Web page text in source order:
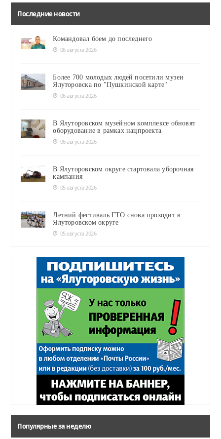
Последние новости
Командовал боем до последнего
06 августа 2026
Более 700 молодых людей посетили музеи
Ялуторовска по "Пушкинской карте"
06 августа 2026
В Ялуторовском музейном комплексе обновят
оборудование в рамках нацпроекта
06 августа 2026
В Ялуторовском округе стартовала уборочная
кампания
05 августа 2026
Летний фестиваль ГТО снова проходит в
Ялуторовском округе
05 августа 2026
Популярные за неделю